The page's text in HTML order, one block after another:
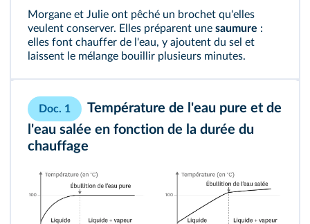
Morgane et Julie ont pêché un brochet qu'elles
veulent conserver. Elles préparent une saumure :
elles font chauffer de l'eau, y ajoutent du sel et
laissent le mélange bouillir plusieurs minutes.
Doc. 1
Température de l'eau pure et de
l'eau salée en fonction de la durée du
chauffage